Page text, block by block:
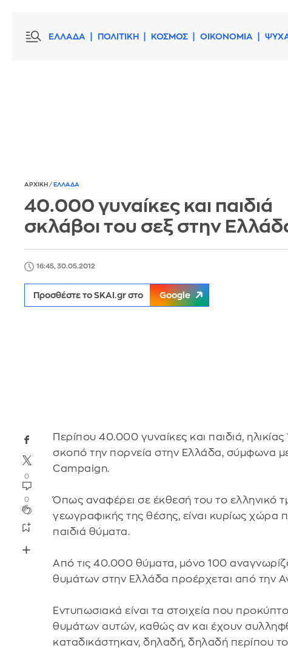
ΕΛΛΑΔΑ ΠΟΛΙΤΙΚΗ ΚΟΣΜΟΣ ΟΙΚΟΝΟΜΙΑ
ΑΡΧΙΚΗ / ΕΛΛΑΔΑ
40.000 γυναίκες και παιδιά
σκλάβοι του σεξ στην
16:45, 30.05.2012
Προσθέστε το SKAI.gr στο Google
0
0
Περίπου 40.000 γυναίκες και παιδιά,
σκοπό την πορνεία στην Ελλάδα, σύμφωνα
Campaign.
Όπως αναφέρει σε έκθεσή του το ελληνικό
γεωγραφικής της θέσης, είναι κυρίως χώρα
παιδιά θύματα.
Από τις 40.000 θύματα, μόνο 100
θυμάτων στην Ελλάδα προέρχεται από την
Εντυπωσιακά είναι τα στοιχεία που
θυμάτων αυτών, καθώς αν και έχουν
καταδικάστηκαν, δηλαδή, δηλαδή περίπου